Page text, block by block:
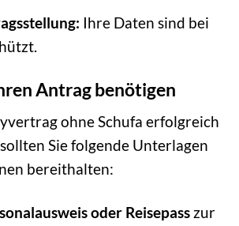
Ihre Daten sind bei
Antrag benötigen
ohne Schufa erfolgreich
Sie folgende Unterlagen
bereithalten:
oder Reisepasszur